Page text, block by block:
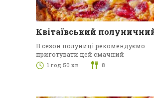
Квітаївський
В сезон полуниці рекомендуємо
приготувати цей смачний
1 год 50 хв 8